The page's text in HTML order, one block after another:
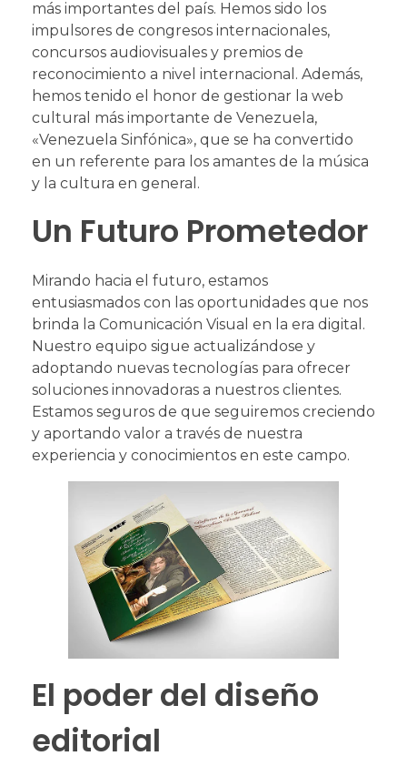
más importantes del país. Hemos sido los
impulsores de congresos internacionales,
concursos audiovisuales y premios de
reconocimiento a nivel internacional. Además,
hemos tenido el honor de gestionar la web
cultural más importante de Venezuela,
«Venezuela Sinfónica», que se ha convertido
en un referente para los amantes de la música
y la cultura en general.
Un Futuro Prometedor
Mirando hacia el futuro, estamos
entusiasmados con las oportunidades que nos
brinda la Comunicación Visual en la era digital.
Nuestro equipo sigue actualizándose y
adoptando nuevas tecnologías para ofrecer
soluciones innovadoras a nuestros clientes.
Estamos seguros de que seguiremos creciendo
y aportando valor a través de nuestra
experiencia y conocimientos en este campo.
El poder del diseño
editorial